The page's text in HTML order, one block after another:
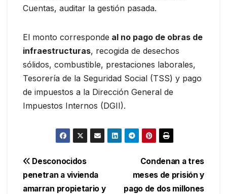
Cuentas, auditar la gestión pasada.
El monto corresponde al no pago de obras de
infraestructuras, recogida de desechos
sólidos, combustible, prestaciones laborales,
Tesorería de la Seguridad Social (TSS) y pago
de impuestos a la Dirección General de
Impuestos Internos (DGII).
Navegación
de
Condenan a tres
meses de prisión y
pago de dos millones
Desconocidos
penetran a vivienda
amarran propietario y